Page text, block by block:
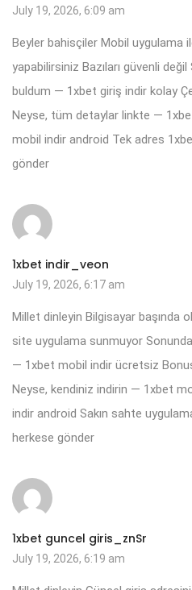
July 19, 2026, 6:09 am
Beyler bahisçiler Mobil uygulama
yapabilirsiniz Bazıları güvenli
buldum — 1xbet giriş indir kolay
Neyse, tüm detaylar linkte —
mobil indir android Tek adres
gönder
1xbet indir_veon
July 19, 2026, 6:17 am
Millet dinleyin Bilgisayar başında
site uygulama sunmuyor
— 1xbet mobil indir ücretsiz
Neyse, kendiniz indirin — 1xbet
indir android Sakın sahte
herkese gönder
1xbet guncel giris_znSr
July 19, 2026, 6:19 am